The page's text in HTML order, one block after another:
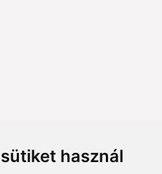
használ